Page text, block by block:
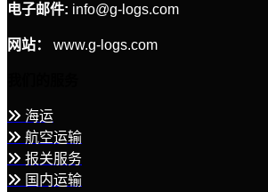
电子邮件: info@g-logs.com
网站： www.g-logs.com
海运
航空运输
报关服务
国内运输